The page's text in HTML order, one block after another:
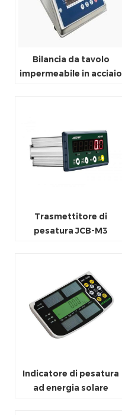
Bilancia da tavolo
impermeabile in acciaio
Trasmettitore di
pesatura JCB-M3
Indicatore di pesatura
ad energia solare